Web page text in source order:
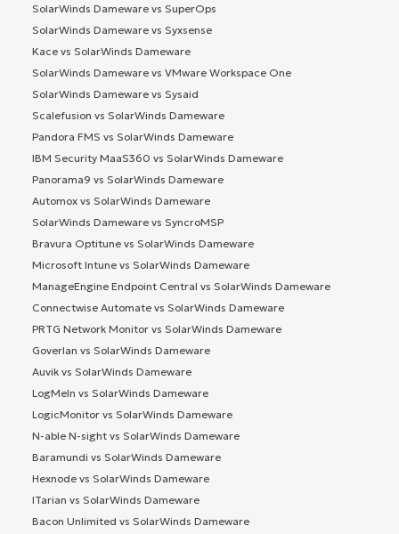
SolarWinds Dameware vs SuperOps
SolarWinds Dameware vs Syxsense
Kace vs SolarWinds Dameware
SolarWinds Dameware vs VMware Workspace One
SolarWinds Dameware vs Sysaid
Scalefusion vs SolarWinds Dameware
Pandora FMS vs SolarWinds Dameware
IBM Security MaaS360 vs SolarWinds Dameware
Panorama9 vs SolarWinds Dameware
Automox vs SolarWinds Dameware
SolarWinds Dameware vs SyncroMSP
Bravura Optitune vs SolarWinds Dameware
Microsoft Intune vs SolarWinds Dameware
ManageEngine Endpoint Central vs SolarWinds Dameware
Connectwise Automate vs SolarWinds Dameware
PRTG Network Monitor vs SolarWinds Dameware
Goverlan vs SolarWinds Dameware
Auvik vs SolarWinds Dameware
LogMeIn vs SolarWinds Dameware
LogicMonitor vs SolarWinds Dameware
N-able N-sight vs SolarWinds Dameware
Baramundi vs SolarWinds Dameware
Hexnode vs SolarWinds Dameware
ITarian vs SolarWinds Dameware
Bacon Unlimited vs SolarWinds Dameware